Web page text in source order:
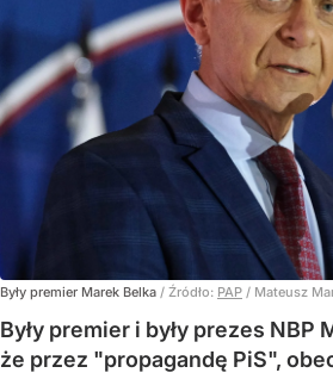
Były premier Marek Belka / Źródło: PAP / Mateusz
Były premier i były prezes NBP
że przez "propagandę PiS",